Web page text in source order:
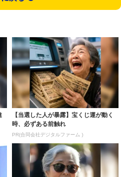
【当選した人が暴露】宝くじ運が動く
時、必ずある前触れ
PR(合同会社デジタルファーム )